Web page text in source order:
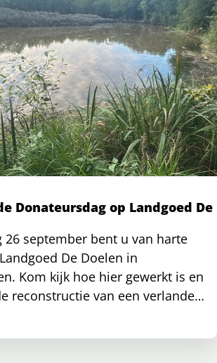
Donateursdag op Landgoed De
26 september bent u van harte
De Doelen in
Kom kijk hoe hier gewerkt is en
reconstructie van een verlande